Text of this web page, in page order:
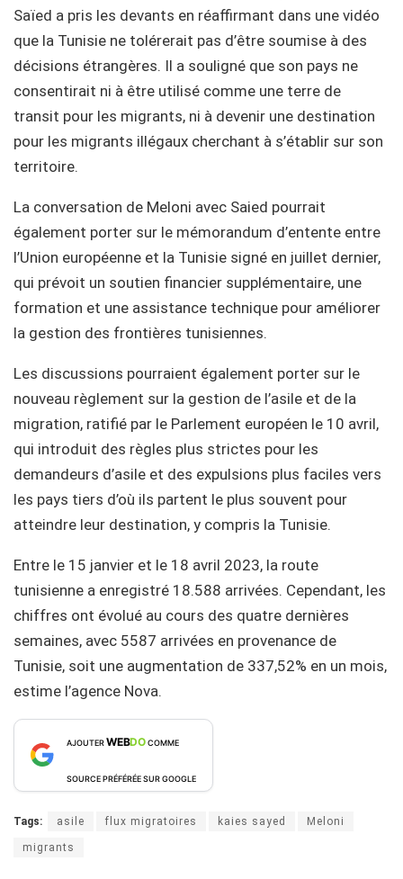
Saïed a pris les devants en réaffirmant dans une vidéo
que la Tunisie ne tolérerait pas d’être soumise à des
décisions étrangères. Il a souligné que son pays ne
consentirait ni à être utilisé comme une terre de
transit pour les migrants, ni à devenir une destination
pour les migrants illégaux cherchant à s’établir sur son
territoire.
La conversation de Meloni avec Saied pourrait
également porter sur le mémorandum d’entente entre
l’Union européenne et la Tunisie signé en juillet dernier,
qui prévoit un soutien financier supplémentaire, une
formation et une assistance technique pour améliorer
la gestion des frontières tunisiennes.
Les discussions pourraient également porter sur le
nouveau règlement sur la gestion de l’asile et de la
migration, ratifié par le Parlement européen le 10 avril,
qui introduit des règles plus strictes pour les
demandeurs d’asile et des expulsions plus faciles vers
les pays tiers d’où ils partent le plus souvent pour
atteindre leur destination, y compris la Tunisie.
Entre le 15 janvier et le 18 avril 2023, la route
tunisienne a enregistré 18.588 arrivées. Cependant, les
chiffres ont évolué au cours des quatre dernières
semaines, avec 5587 arrivées en provenance de
Tunisie, soit une augmentation de 337,52% en un mois,
estime l’agence Nova.
AJOUTERWEBDOCOMME
SOURCE PRÉFÉRÉE SUR GOOGLE
Tags: asile flux migratoires kaies sayed Meloni
migrants